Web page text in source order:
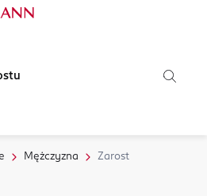
Mężczyzna Zarost